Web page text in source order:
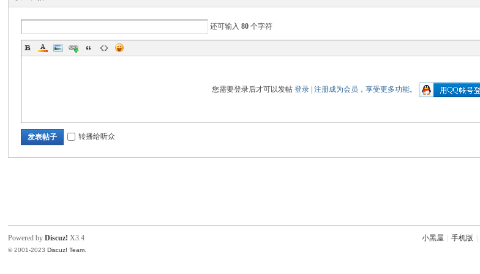
电
爱
还可输入80 个字符
您需要登录后才可以发帖登录 |注册成为会员，享受更多功能。
发表帖子 转播给听众
小黑屋 手机版
Powered byDiscuz! X3.4
© 2001-2023Discuz! Team